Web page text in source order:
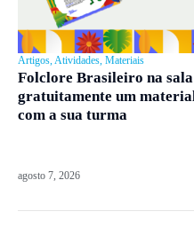
Artigos,Atividades, Materiais
Folclore Brasileiro na
gratuitamente um
com a sua turma
agosto 7, 2026